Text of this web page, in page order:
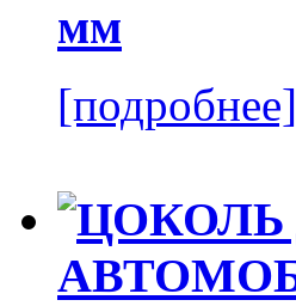
[подробнее]